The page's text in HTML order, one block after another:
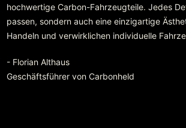
hochwertige Carbon-Fahrzeugteile. Jedes
passen, sondern auch eine einzigartige
Handeln und verwirklichen individuelle
- Florian Althaus
Geschäftsführer von Carbonheld